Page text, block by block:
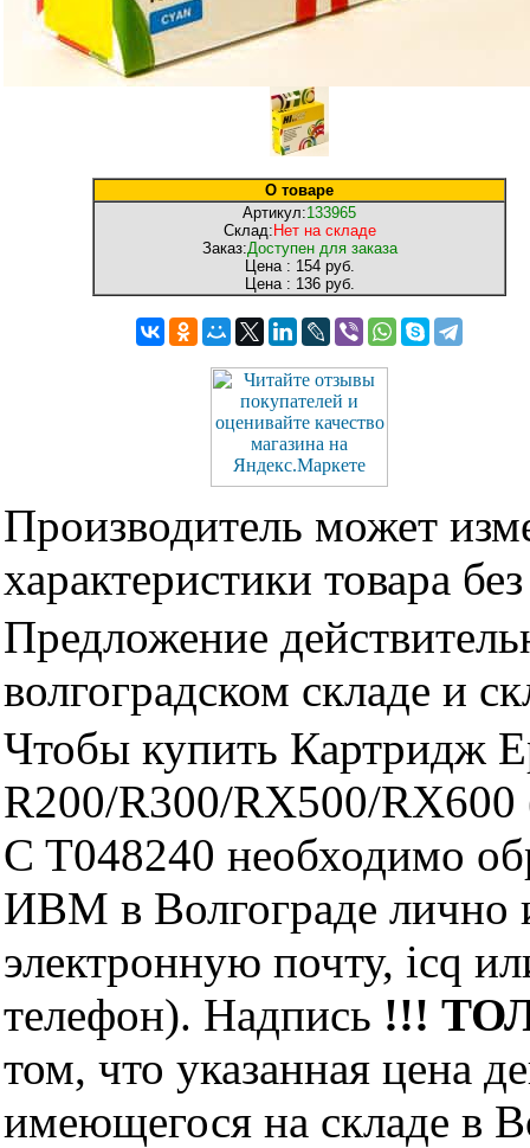
О товаре
Артикул:133965
Склад: Нет на складе
Заказ:Доступен для заказа
Цена : 154 руб.
Цена : 136 руб.
Производитель может
характеристики товара
Предложение
волгоградском складе и
Чтобы купить Картридж
R200/R300/RX500/
C T048240 необходимо
ИВМ в Волгограде лично
электронную почту, icq
телефон). Надпись !!!
том, что указанная цена
имеющегося на складе в